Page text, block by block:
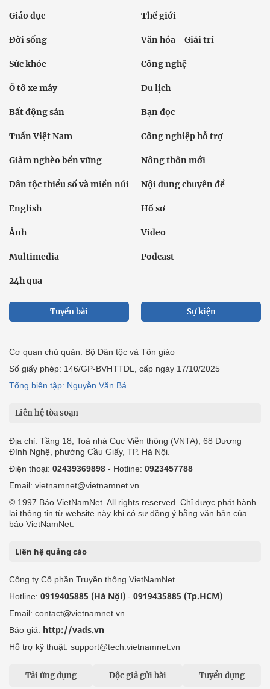
Giáo dục Thế giới
Đời sống Văn hóa - Giải trí
Sức khỏe Công nghệ
Ô tô xe máy Du lịch
Bất động sản Bạn đọc
Tuần Việt Nam Công nghiệp hỗ trợ
Giảm nghèo bền vững Nông thôn mới
Dân tộc thiểu số và miền núi Nội dung chuyên đề
English Hồ sơ
Ảnh Video
Multimedia Podcast
24h qua
Tuyến bài Sự kiện
Cơ quan chủ quản: Bộ Dân tộc và Tôn giáo
Số giấy phép: 146/GP-BVHTTDL, cấp ngày 17/10/2025
Tổng biên tập: Nguyễn Văn Bá
Liên hệ tòa soạn
Địa chỉ: Tầng 18, Toà nhà Cục Viễn thông (VNTA), 68 Dương
Đình Nghệ, phường Cầu Giấy, TP. Hà Nội.
Điện thoại: 02439369898 - Hotline: 0923457788
Email: vietnamnet@vietnamnet.vn
© 1997 Báo VietNamNet. All rights reserved. Chỉ được phát hành
lại thông tin từ website này khi có sự đồng ý bằng văn bản của
báo VietNamNet.
Liên hệ quảng cáo
Công ty Cổ phần Truyền thông VietNamNet
Hotline: 0919405885 (Hà Nội) - 0919435885 (Tp.HCM)
Email: contact@vietnamnet.vn
Báo giá: http://vads.vn
Hỗ trợ kỹ thuật: support@tech.vietnamnet.vn
Tải ứng dụng Độc giả gửi bài Tuyển dụng